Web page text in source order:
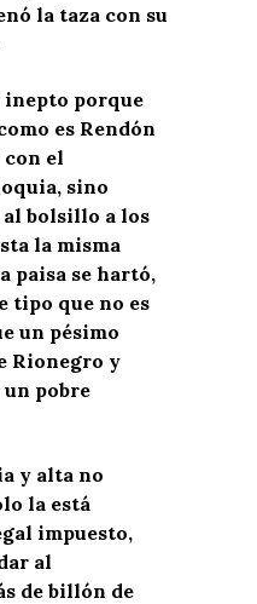
la taza con su
inepto porque
es Rendón
el
sino
bolsillo a los
la misma
paisa se hartó,
tipo que no es
un pésimo
Rionegro y
un pobre
y alta no
la está
impuesto,
al
de billón de